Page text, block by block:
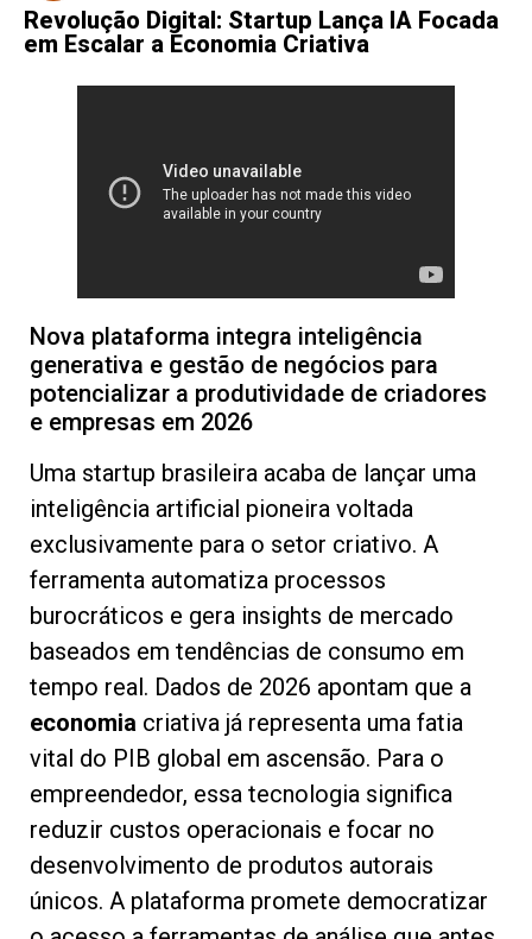
Revolução Digital: Startup Lança IA Focada
em Escalar a Economia Criativa
Nova plataforma integra inteligência
generativa e gestão de negócios para
potencializar a produtividade de criadores
e empresas em 2026
Uma startup brasileira acaba de lançar uma
inteligência artificial pioneira voltada
exclusivamente para o setor criativo. A
ferramenta automatiza processos
burocráticos e gera insights de mercado
baseados em tendências de consumo em
tempo real. Dados de 2026 apontam que a
economia criativa já representa uma fatia
vital do PIB global em ascensão. Para o
empreendedor, essa tecnologia significa
reduzir custos operacionais e focar no
desenvolvimento de produtos autorais
únicos. A plataforma promete democratizar